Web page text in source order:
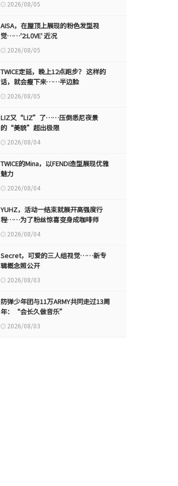
2026/08/05
AISA，在屋顶上展现的粉色发型视
觉……'2:L0VE' 近况
2026/08/05
TWICE定延，晚上12点跑步？ 这样的
话，就会瘦下来……半边脸
2026/08/05
LIZ又“LIZ”了……压倒悉尼夜景
的“美貌”超出极限
2026/08/04
TWICE的Mina，以FENDI造型展现优雅
魅力
2026/08/04
YUHZ，活动一结束就展开高强度行
程……为了粉丝惊喜变身成咖啡师
2026/08/04
Secret，可爱的三人组视觉……新专
辑概念照公开
2026/08/03
防弹少年团与11万ARMY共同走过13周
年：“会长久做音乐”
2026/08/03